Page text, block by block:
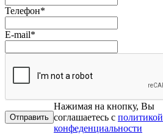
Телефон*
E-mail*
Нажимая на кнопку, Вы
соглашаетесь с политикой
конфеденциальности